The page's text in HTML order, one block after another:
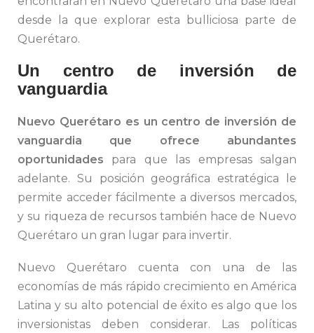
desde la que explorar esta bulliciosa parte de
Querétaro.
Un centro de inversión de
vanguardia
Nuevo Querétaro es un centro de inversión de
vanguardia que ofrece abundantes
oportunidades para que las empresas salgan
adelante. Su posición geográfica estratégica le
permite acceder fácilmente a diversos mercados,
y su riqueza de recursos también hace de Nuevo
Querétaro un gran lugar para invertir.
Nuevo Querétaro cuenta con una de las
economías de más rápido crecimiento en América
Latina y su alto potencial de éxito es algo que los
inversionistas deben considerar. Las políticas